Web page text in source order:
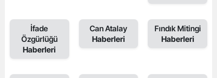
İfade
Özgürlüğü
Haberleri
Can Atalay
Haberleri
Fındık Mitingi
Haberleri